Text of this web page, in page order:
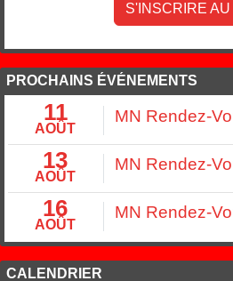
S'INSCRIRE
PROCHAINS ÉVÉNEMENTS
11
AOÛT
MN Rendez-
13
AOÛT
MN Rendez-
16
AOÛT
MN Rendez-
CALENDRIER